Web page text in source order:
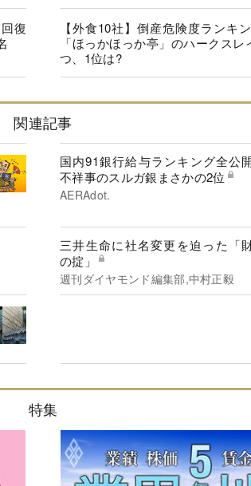
復
【外食10社】倒産危険度ランキ
「ほっかほっか亭」のハークスレ
つ、1位は?
関連記事
国内91銀行給与ランキング全公
不祥事のスルガ銀まさかの2位
AERAdot.
三井生命に社名変更を迫った「
の掟」
週刊ダイヤモンド編集部,中村正毅
特集